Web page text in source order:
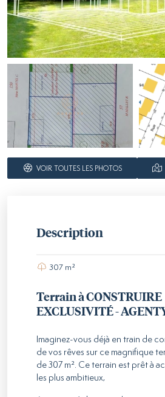
VOIR TOUTES LES PHOTOS
Description
307 m²
Terrain à CONSTRUIRE
EXCLUSIVITÉ -
Imaginez-vous déjà en train de
de vos rêves sur ce magnifique
de 307 m². Ce terrain est prêt à
les plus ambitieux,